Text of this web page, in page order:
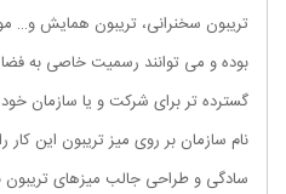
تریبون سخنرانی، تریبون همایش و…
بوده و می توانند رسمیت خاصی به فضا
گسترده تر برای شرکت و یا سازمان
نام سازمان بر روی میز تریبون این کار
سادگی و طراحی جالب میزهای تریبون